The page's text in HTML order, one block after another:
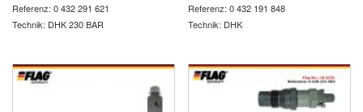
Referenz: 0 432 291 621
Technik: DHK 230 BAR
Referenz: 0 432 191 848
Technik: DHK